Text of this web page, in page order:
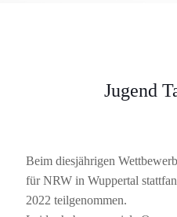
Jugend
Beim diesjährigen
für NRW in Wuppertal
2022 teilgenommen.